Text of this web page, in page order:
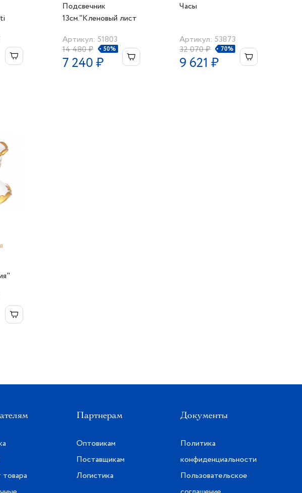
Подсвечник
13см."Кленовый лист
Артикул: 51803
14 480 ₽
50%
7 240 ₽
Часы
Артикул: 53873
32 070 ₽
70%
9 621 ₽
товара
Партнерам
Оптовикам
Поставщикам
Логистика
Документы
Политика
конфиденциальности
Пользовательское